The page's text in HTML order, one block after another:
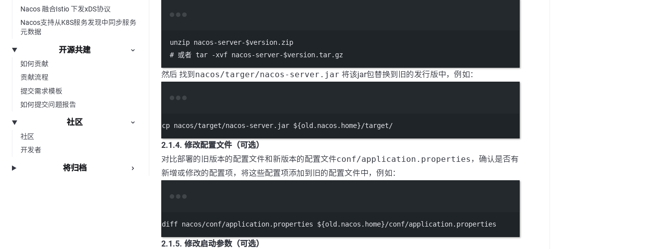
Nacos 融合Istio 下发xDS协议
Nacos支持从K8S服务发现中同步服务
元数据
开源共建
如何贡献
贡献流程
提交需求模板
如何提交问题报告
社区
社区
开发者
将归档
unzip nacos-server-$version.zip
# 或者 tar -xvf nacos-server-$version.tar.gz
然后 找到 nacos/targer/nacos-server.jar 将该jar包替换到旧的发行版中，例如：
cp nacos/target/nacos-server.jar ${old.nacos.home}/target/
2.1.4. 修改配置文件（可选）
对比部署的旧版本的配置文件和新版本的配置文件conf/application.properties ，确认是否有
新增或修改的配置项，将这些配置项添加到旧的配置文件中，例如：
diff nacos/conf/application.properties ${old.nacos.home}/conf/application.properties
2.1.5. 修改启动参数（可选）